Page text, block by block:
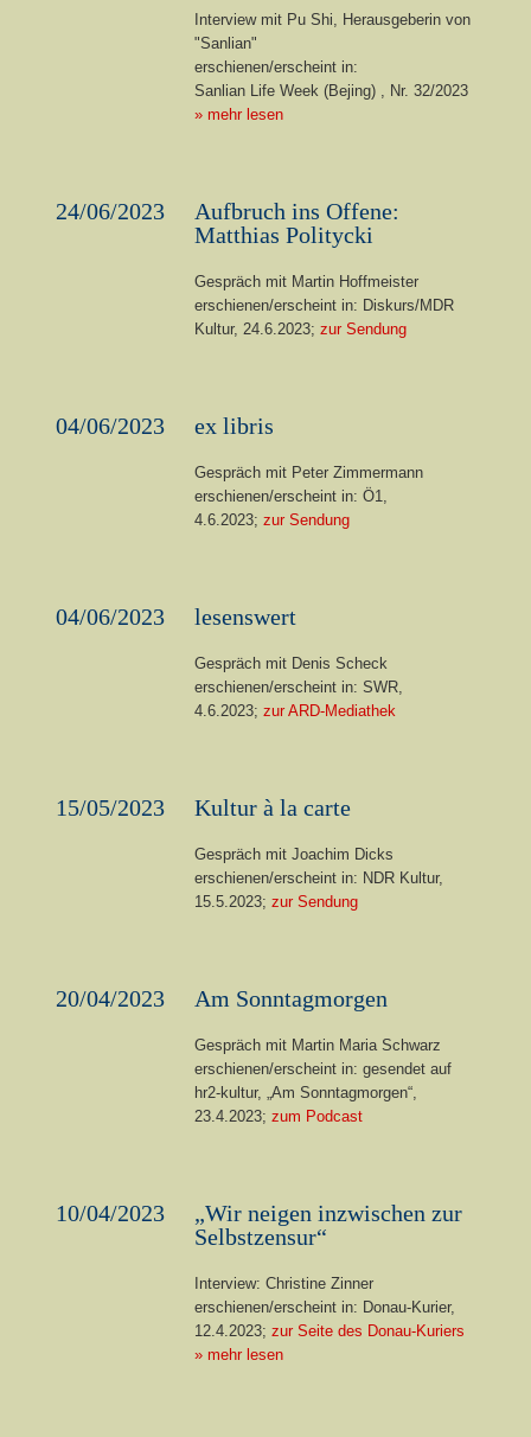
Interview mit Pu Shi, Herausgeberin von
"Sanlian"
erschienen/erscheint in:
Sanlian Life Week (Bejing) , Nr. 32/2023
» mehr lesen
24/06/2023
Aufbruch ins Offene:
Matthias Politycki
Gespräch mit Martin Hoffmeister
erschienen/erscheint in: Diskurs/MDR
Kultur, 24.6.2023; zur Sendung
04/06/2023 ex libris
Gespräch mit Peter Zimmermann
erschienen/erscheint in: Ö1,
4.6.2023; zur Sendung
04/06/2023 lesenswert
Gespräch mit Denis Scheck
erschienen/erscheint in: SWR,
4.6.2023; zur ARD-Mediathek
15/05/2023 Kultur à la carte
Gespräch mit Joachim Dicks
erschienen/erscheint in: NDR Kultur,
15.5.2023; zur Sendung
20/04/2023 Am Sonntagmorgen
Gespräch mit Martin Maria Schwarz
erschienen/erscheint in: gesendet auf
hr2-kultur, „Am Sonntagmorgen“,
23.4.2023; zum Podcast
10/04/2023
„Wir neigen inzwischen zur
Selbstzensur“
Interview: Christine Zinner
erschienen/erscheint in: Donau-Kurier,
12.4.2023; zur Seite des Donau-Kuriers
» mehr lesen